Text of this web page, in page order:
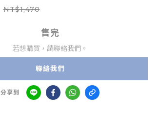
NT$1,470
售完
若想購買，請聯絡我們。
聯絡我們
分享到